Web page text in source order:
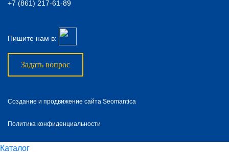
+7 (861) 217-61-89
Пишите нам в:
Задать вопрос
Создание и продвижение сайта Seomantica
Политика конфиденциальности
Каталог